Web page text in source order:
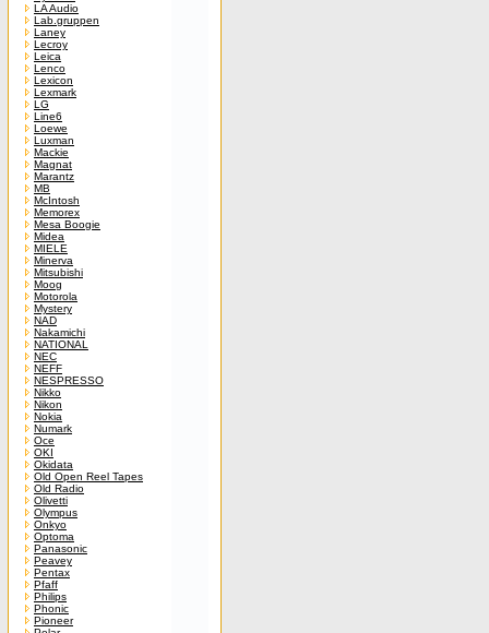
LA Audio
Lab.gruppen
Laney
Lecroy
Leica
Lenco
Lexicon
Lexmark
LG
Line6
Loewe
Luxman
Mackie
Magnat
Marantz
MB
McIntosh
Memorex
Mesa Boogie
Midea
MIELE
Minerva
Mitsubishi
Moog
Motorola
Mystery
NAD
Nakamichi
NATIONAL
NEC
NEFF
NESPRESSO
Nikko
Nikon
Nokia
Numark
Oce
OKI
Okidata
Old Open Reel Tapes
Old Radio
Olivetti
Olympus
Onkyo
Optoma
Panasonic
Peavey
Pentax
Pfaff
Philips
Phonic
Pioneer